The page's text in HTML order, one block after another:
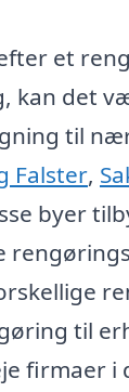
et
kan det
til
Falster,
byer
til
firmaer i